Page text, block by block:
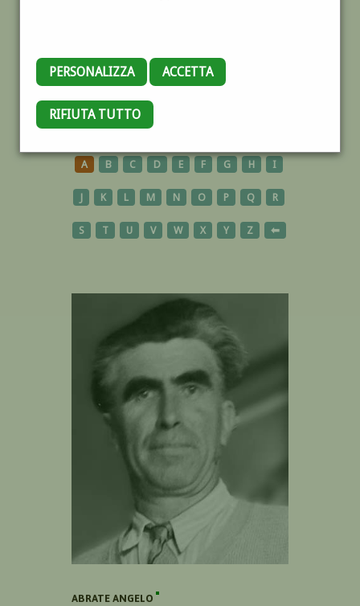
PERSONALIZZA ACCETTA
RIFIUTA TUTTO
AUTORI
A B C D E F G H I
J K L M N O P Q R
S T U V W X Y Z ⬅
ABRATE ANGELO